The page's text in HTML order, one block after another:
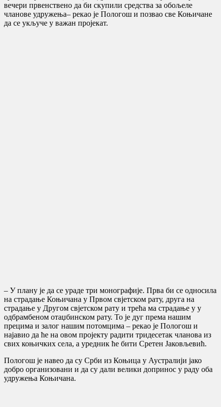
вечери првенствено да би скупили средства за обољеле
чланове удружења– рекао је Пологош и позвао све Коњичане
да се укључе у важан пројекат.
– У плану је да се ураде три монографије. Прва би се односила
на страдање Коњичана у Првом свјетском рату, друга на
страдање у Другом свјетском рату и трећа ма страдање у у
одбрамбеном отаџбинском рату. То је дуг према нашим
прецима и залог нашим потомцима – рекао је Пологош и
најавио да ће на овом пројекту радити тридесетак чланова из
свих коњичких села, а уредник ће бити Сретен Јаковљевић.
Пологош је навео да су Срби из Коњица у Аустралији јако
добро организовани и да су дали велики допринос у раду оба
удружења Коњичана.